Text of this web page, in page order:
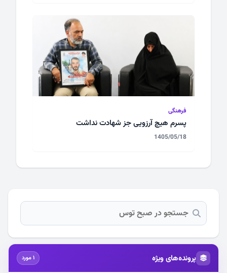
فرهنگی
پسرم هیچ آرزویی جز شهادت نداشت
1405/05/18
پرونده‌های ویژه 1 مورد